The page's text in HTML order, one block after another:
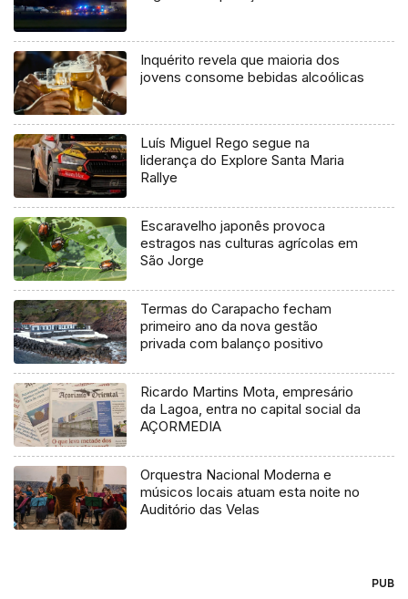
Inquérito revela que maioria dos
jovens consome bebidas alcoólicas
Luís Miguel Rego segue na
liderança do Explore Santa Maria
Rallye
Escaravelho japonês provoca
estragos nas culturas agrícolas em
São Jorge
Termas do Carapacho fecham
primeiro ano da nova gestão
privada com balanço positivo
Ricardo Martins Mota, empresário
da Lagoa, entra no capital social da
AÇORMEDIA
Orquestra Nacional Moderna e
músicos locais atuam esta noite no
Auditório das Velas
PUB